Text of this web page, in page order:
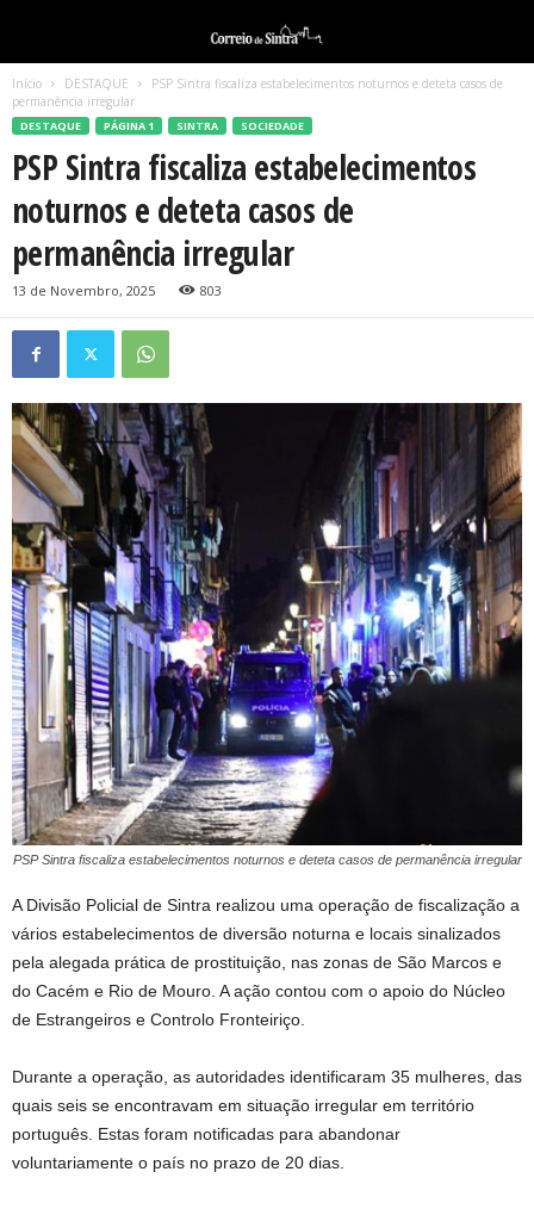
Início DESTAQUE
PSP Sintra fiscaliza estabelecimentos noturnos e deteta casos de
permanência irregular
DESTAQUE PÁGINA 1 SINTRA SOCIEDADE
PSP Sintra fiscaliza estabelecimentos
noturnos e deteta casos de
permanência irregular
13 de Novembro, 2025 803
PSP Sintra fiscaliza estabelecimentos noturnos e deteta casos de permanência irregular
A Divisão Policial de Sintra realizou uma operação de fiscalização a
vários estabelecimentos de diversão noturna e locais sinalizados
pela alegada prática de prostituição, nas zonas de São Marcos e
do Cacém e Rio de Mouro. A ação contou com o apoio do Núcleo
de Estrangeiros e Controlo Fronteiriço.
Durante a operação, as autoridades identificaram 35 mulheres, das
quais seis se encontravam em situação irregular em território
português. Estas foram notificadas para abandonar
voluntariamente o país no prazo de 20 dias.